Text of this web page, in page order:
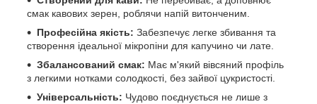
смак кавових зерен, роблячи напій витонченим.
Професійна якість: Забезпечує легке збивання та
створення ідеальної мікропіни для капучино чи лате.
Збалансований смак: Має м'який вівсяний профіль
з легкими нотками солодкості, без зайвої цукристості.
Універсальність: Чудово поєднується не лише з